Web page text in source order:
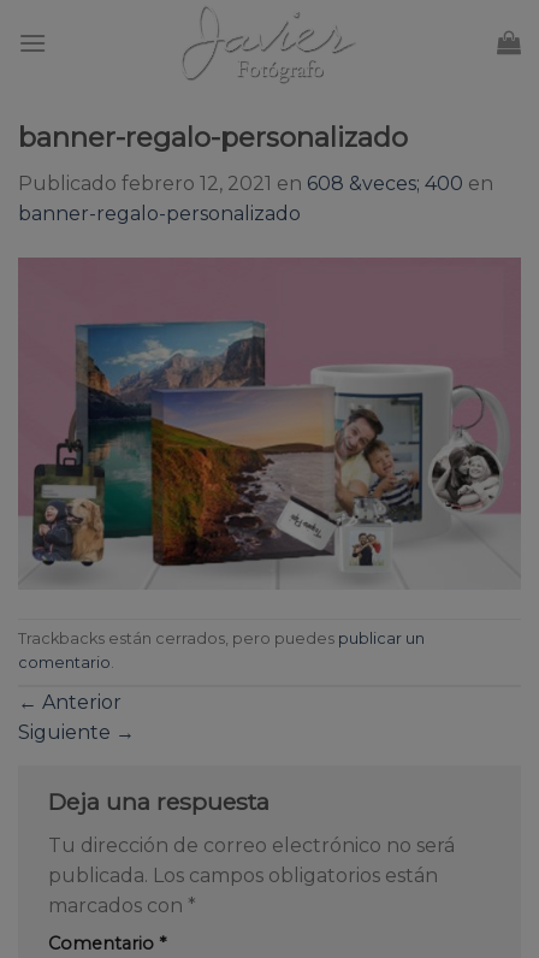
banner-regalo-personalizado
Publicado febrero 12, 2021 en 608 &veces; 400 en
banner-regalo-personalizado
Trackbacks están cerrados, pero puedes publicar un
comentario
← Anterior
Siguiente →
Deja una respuesta
Tu dirección de correo electrónico no será
publicada. Los campos obligatorios están
marcados con *
Comentario *